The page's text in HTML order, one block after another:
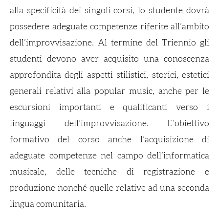
alla specificità dei singoli corsi, lo studente dovrà
possedere adeguate competenze riferite all’ambito
dell’improvvisazione. Al termine del Triennio gli
studenti devono aver acquisito una conoscenza
approfondita degli aspetti stilistici, storici, estetici
generali relativi alla popular music, anche per le
escursioni importanti e qualificanti verso i
linguaggi dell’improvvisazione. E’obiettivo
formativo del corso anche l’acquisizione di
adeguate competenze nel campo dell’informatica
musicale, delle tecniche di registrazione e
produzione nonché quelle relative ad una seconda
lingua comunitaria.